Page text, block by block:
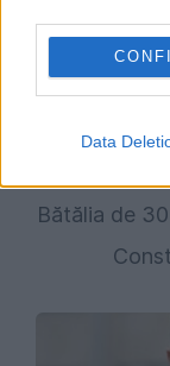
Data
Bătălia de